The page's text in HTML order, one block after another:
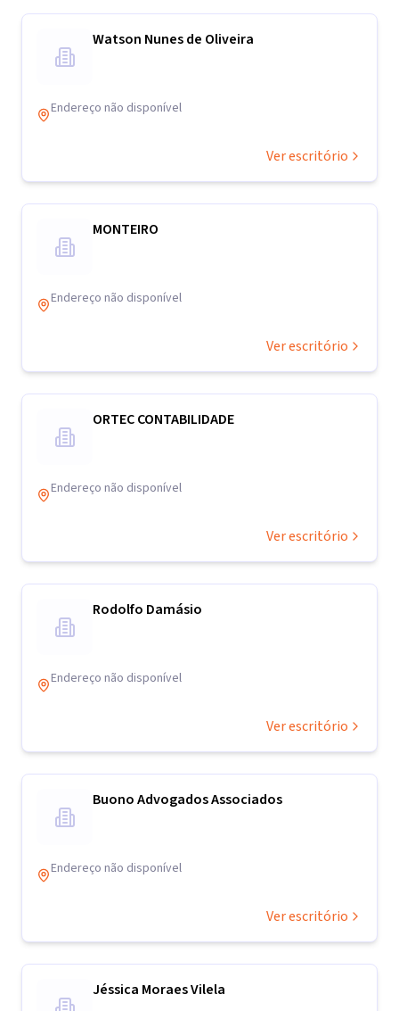
Watson Nunes de Oliveira
Endereço não disponível
Ver escritório
MONTEIRO
Endereço não disponível
Ver escritório
ORTEC CONTABILIDADE
Endereço não disponível
Ver escritório
Rodolfo Damásio
Endereço não disponível
Ver escritório
Buono Advogados Associados
Endereço não disponível
Ver escritório
Jéssica Moraes Vilela